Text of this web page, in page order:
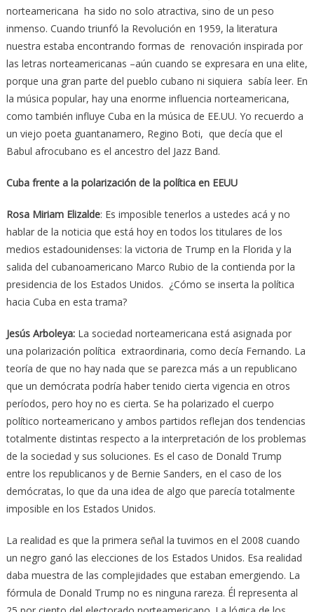
norteamericana ha sido no solo atractiva, sino de un peso
inmenso. Cuando triunfó la Revolución en 1959, la literatura
nuestra estaba encontrando formas de renovación inspirada por
las letras norteamericanas –aún cuando se expresara en una elite,
porque una gran parte del pueblo cubano ni siquiera sabía leer. En
la música popular, hay una enorme influencia norteamericana,
como también influye Cuba en la música de EE.UU. Yo recuerdo a
un viejo poeta guantanamero, Regino Boti, que decía que el
Babul afrocubano es el ancestro del Jazz Band.
Cuba frente a la polarización de la política en EEUU
Rosa Miriam Elizalde: Es imposible tenerlos a ustedes acá y no
hablar de la noticia que está hoy en todos los titulares de los
medios estadounidenses: la victoria de Trump en la Florida y la
salida del cubanoamericano Marco Rubio de la contienda por la
presidencia de los Estados Unidos. ¿Cómo se inserta la política
hacia Cuba en esta trama?
Jesús Arboleya: La sociedad norteamericana está asignada por
una polarización política extraordinaria, como decía Fernando. La
teoría de que no hay nada que se parezca más a un republicano
que un demócrata podría haber tenido cierta vigencia en otros
períodos, pero hoy no es cierta. Se ha polarizado el cuerpo
político norteamericano y ambos partidos reflejan dos tendencias
totalmente distintas respecto a la interpretación de los problemas
de la sociedad y sus soluciones. Es el caso de Donald Trump
entre los republicanos y de Bernie Sanders, en el caso de los
demócratas, lo que da una idea de algo que parecía totalmente
imposible en los Estados Unidos.
La realidad es que la primera señal la tuvimos en el 2008 cuando
un negro ganó las elecciones de los Estados Unidos. Esa realidad
daba muestra de las complejidades que estaban emergiendo. La
fórmula de Donald Trump no es ninguna rareza. Él representa al